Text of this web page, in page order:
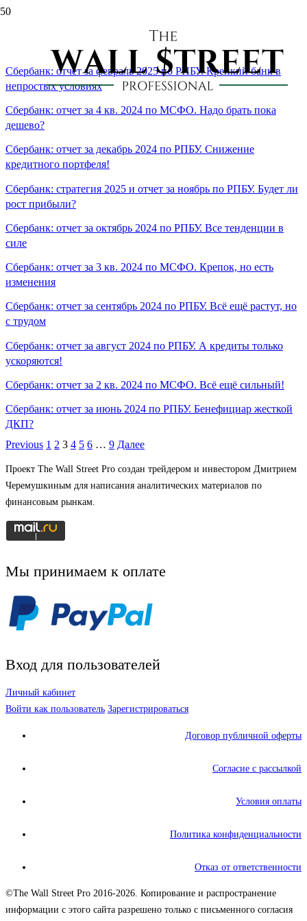
Сбербанк: отчет за февраль 2025 по РПБУ. Крепкий банк в
непростых условиях
Сбербанк: отчет за 4 кв. 2024 по МСФО. Надо брать пока
дешево?
Сбербанк: отчет за декабрь 2024 по РПБУ. Снижение
кредитного портфеля!
Сбербанк: стратегия 2025 и отчет за ноябрь по РПБУ. Будет ли
рост прибыли?
Сбербанк: отчет за октябрь 2024 по РПБУ. Все тенденции в
силе
Сбербанк: отчет за 3 кв. 2024 по МСФО. Крепок, но есть
изменения
Сбербанк: отчет за сентябрь 2024 по РПБУ. Всё ещё растут, но
с трудом
Сбербанк: отчет за август 2024 по РПБУ. А кредиты только
ускоряются!
Сбербанк: отчет за 2 кв. 2024 по МСФО. Всё ещё сильный!
Сбербанк: отчет за июнь 2024 по РПБУ. Бенефициар жесткой
ДКП?
Previous 1 2 3 4 5 6 … 9 Далее
Проект The Wall Street Pro создан трейдером и инвестором Дмитрием
Черемушкиным для написания аналитических материалов по
финансовым рынкам.
Мы принимаем к оплате
Вход для пользователей
Личный кабинет
Войти как пользователь Зарегистрироваться
Договор публичной оферты
Согласие с рассылкой
Условия оплаты
Политика конфиденциальности
Отказ от ответственности
©The Wall Street Pro 2016-2026. Копирование и распространение
информации с этого сайта разрешено только с письменного согласия